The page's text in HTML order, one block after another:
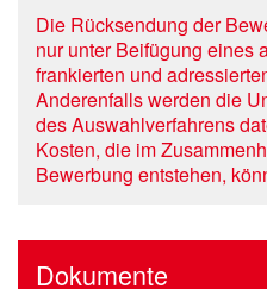
Die Rücksendung der
nur unter Beifügung eines
frankierten und
Anderenfalls werden die
des Auswahlverfahrens
Kosten, die im
Bewerbung entstehen,
Dokumente